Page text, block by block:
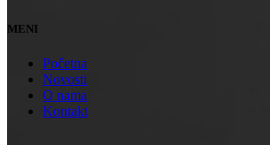
MENI
Početna
Novosti
O nama
Kontakt